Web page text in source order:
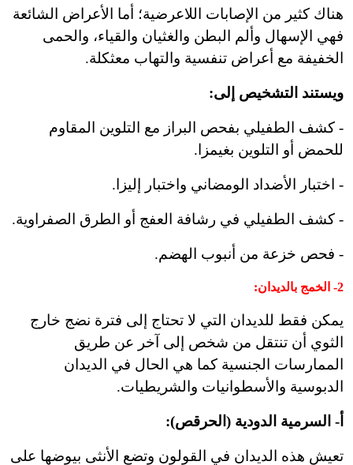
هناك كثير من الإصابات اللاعرضية؛ أما الأعراض الشائعة
فهي الإسهال وألم البطن والغثيان والقياء، والحمى
الخفيفة مع أعراض تنفسية والتهاب معثكلة.
ويستند التشخيص إلى:
- كشف الطفيلي بفحص البراز مع التلوين المقاوم
للحمض أو التلوين بغيمزا.
- اختبار الأضداد الومضاني واختبار إليزا.
- كشف الطفيلي في رشافة العفج أو الطرق الصفراوية.
- فحص خزعة من أنبوب الهضم.
2- الخمج بالديدان:
يمكن فقط للديدان التي لا تحتاج إلى فترة نضج خارج
الثوي أن تنتقل من شخص إلى آخر عن طريق
الممارسات الجنسية كما هي الحال في الديدان
الدبوسية والأسطوانيات والشريطيات.
أ- السرمية الدودية (الحرقص):
تعيش هذه الديدان في القولون وتضع الأنثى بيوضها على